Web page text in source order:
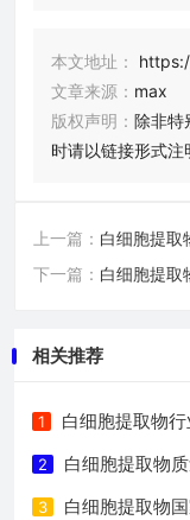
本文地址：
文章来源： max
版权声明： 除非特
时请以链接形式注
上一篇： 白细胞提取
下一篇： 白细胞提取
相关推荐
1 白细胞提取物
2 白细胞提取物
3 白细胞提取物